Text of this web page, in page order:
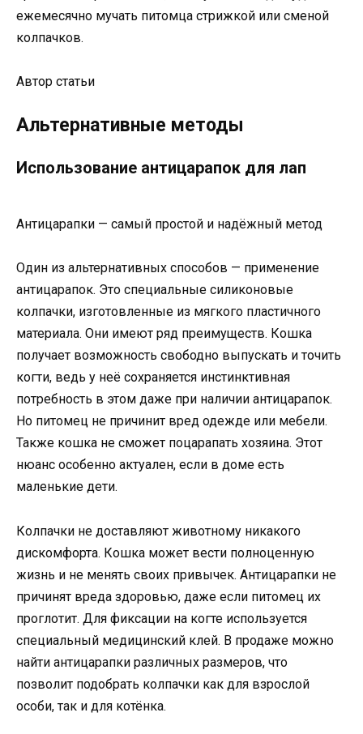
ежемесячно мучать питомца стрижкой или сменой
колпачков.
Автор статьи
Альтернативные методы
Использование антицарапок для лап
Антицарапки — самый простой и надёжный метод
Один из альтернативных способов — применение
антицарапок. Это специальные силиконовые
колпачки, изготовленные из мягкого пластичного
материала. Они имеют ряд преимуществ. Кошка
получает возможность свободно выпускать и точить
когти, ведь у неё сохраняется инстинктивная
потребность в этом даже при наличии антицарапок.
Но питомец не причинит вред одежде или мебели.
Также кошка не сможет поцарапать хозяина. Этот
нюанс особенно актуален, если в доме есть
маленькие дети.
Колпачки не доставляют животному никакого
дискомфорта. Кошка может вести полноценную
жизнь и не менять своих привычек. Антицарапки не
причинят вреда здоровью, даже если питомец их
проглотит. Для фиксации на когте используется
специальный медицинский клей. В продаже можно
найти антицарапки различных размеров, что
позволит подобрать колпачки как для взрослой
особи, так и для котёнка.